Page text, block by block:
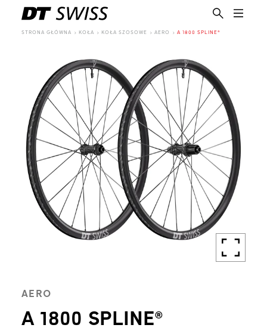
STRONA GŁÓWNA KOŁA KOŁA SZOSOWE AERO A 1800 SPLINE®
AERO
A 1800 SPLINE®